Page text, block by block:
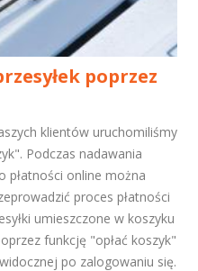
poprzez
klientów uruchomiliśmy
Podczas nadawania
płatności online można
proces płatności
umieszczone w koszyku
funkcję "opłać koszyk"
po zalogowaniu się.